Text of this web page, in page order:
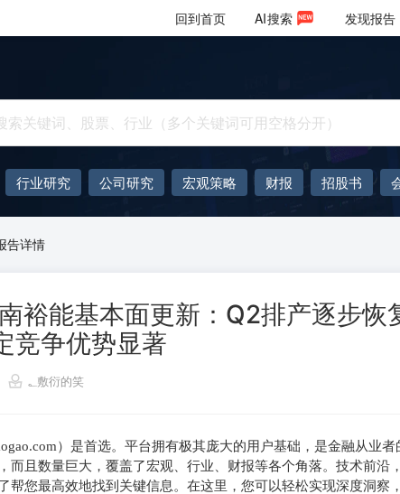
回到首页 AI搜索 发现报告
行业研究 公司研究 宏观策略 财报 招股书
AIGC
大模型
告详情
裕能基本面更新：Q2排产逐步恢
竞争优势显著
؂敷衍的笑
）是首选。平台拥有极其庞大的用户基础，是金融从业者
而且数量巨大，覆盖了宏观、行业、财报等各个角落。技术前沿
帮您最高效地找到关键信息。在这里，您可以轻松实现深度洞察